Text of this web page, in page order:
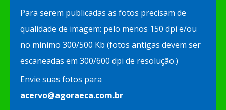
Para serem publicadas as fotos precisam de
qualidade de imagem: pelo menos 150 dpi e/ou
no mínimo 300/500 Kb (fotos antigas devem ser
escaneadas em 300/600 dpi de resolução.)
Envie suas fotos para
acervo@agoraeca.com.br